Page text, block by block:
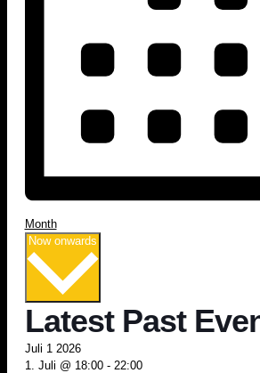
Month
Now onwards
Latest Past
Juli 1 2026
1. Juli @ 18:00- 22:00